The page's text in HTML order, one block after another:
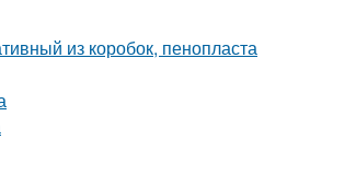
из коробок, пенопласта